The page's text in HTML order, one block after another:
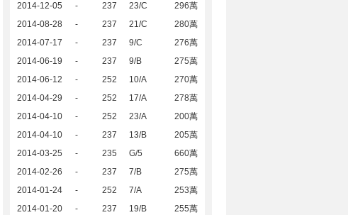
2014-12-05
- 237 23/C
296萬
2014-08-28
- 237 21/C
280萬
2014-07-17
- 237 9/C
276萬
2014-06-19
- 237 9/B
275萬
2014-06-12
- 252 10/A
270萬
2014-04-29
- 252 17/A
278萬
2014-04-10
- 252 23/A
200萬
2014-04-10
- 237 13/B
205萬
2014-03-25
- 235 G/5
660萬
2014-02-26
- 237 7/B
275萬
2014-01-24
- 252 7/A
253萬
2014-01-20
- 237 19/B
255萬